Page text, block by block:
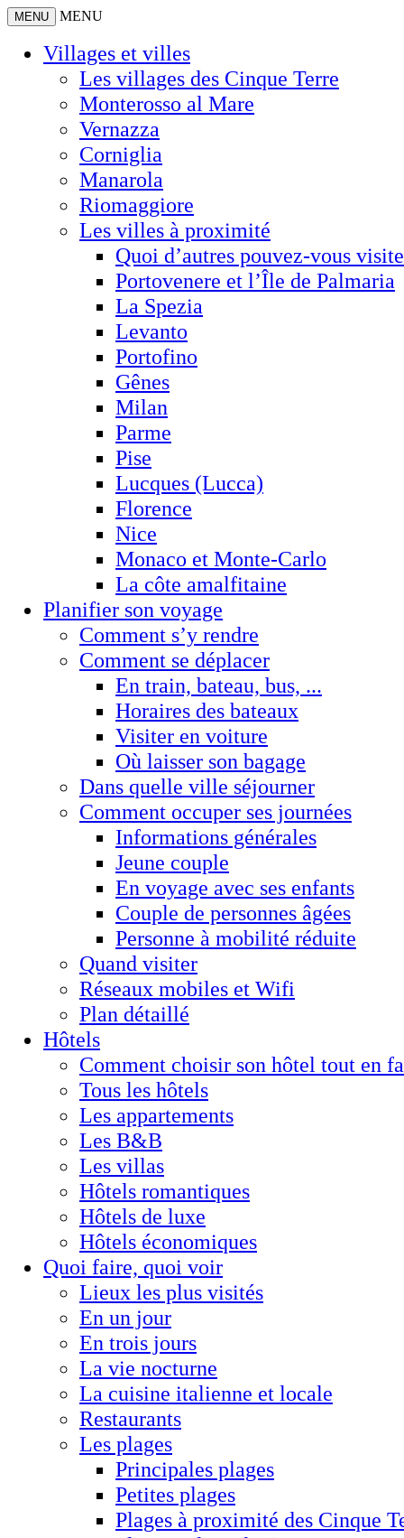
MENU MENU
Villages et villes
Les villages des Cinque Terre
Monterosso al Mare
Vernazza
Corniglia
Manarola
Riomaggiore
Les villes à proximité
Quoi d’autres pouvez-vous
Portovenere et l’Île de Palmaria
La Spezia
Levanto
Portofino
Gênes
Milan
Parme
Pise
Lucques (Lucca)
Florence
Nice
Monaco et Monte-Carlo
La côte amalfitaine
Planifier son voyage
Comment s’y rendre
Comment se déplacer
En train, bateau, bus, ...
Horaires des bateaux
Visiter en voiture
Où laisser son bagage
Dans quelle ville séjourner
Comment occuper ses journées
Informations générales
Jeune couple
En voyage avec ses enfants
Couple de personnes âgées
Personne à mobilité réduite
Quand visiter
Réseaux mobiles et Wifi
Plan détaillé
Hôtels
Comment choisir son hôtel tout en
Tous les hôtels
Les appartements
Les B&B
Les villas
Hôtels romantiques
Hôtels de luxe
Hôtels économiques
Quoi faire, quoi voir
Lieux les plus visités
En un jour
En trois jours
La vie nocturne
La cuisine italienne et locale
Restaurants
Les plages
Principales plages
Petites plages
Plages à proximité des Cinque